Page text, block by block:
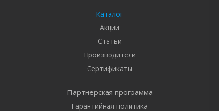
Каталог
Акции
Статьи
Производители
Сертификаты
Партнерская программа
Гарантийная политика